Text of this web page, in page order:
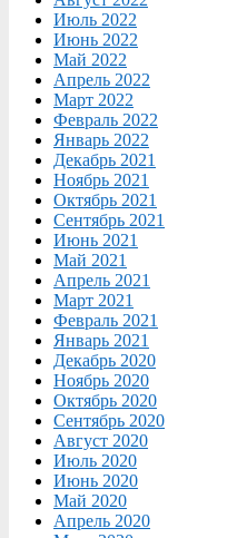
Июль 2022
Июнь 2022
Май 2022
Апрель 2022
Март 2022
Февраль 2022
Январь 2022
Декабрь 2021
Ноябрь 2021
Октябрь 2021
Сентябрь 2021
Июнь 2021
Май 2021
Апрель 2021
Март 2021
Февраль 2021
Январь 2021
Декабрь 2020
Ноябрь 2020
Октябрь 2020
Сентябрь 2020
Август 2020
Июль 2020
Июнь 2020
Май 2020
Апрель 2020